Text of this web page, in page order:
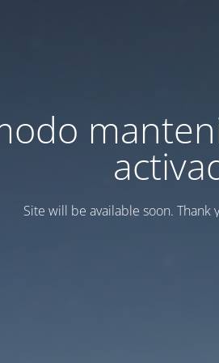
Site will be available soon. Thank